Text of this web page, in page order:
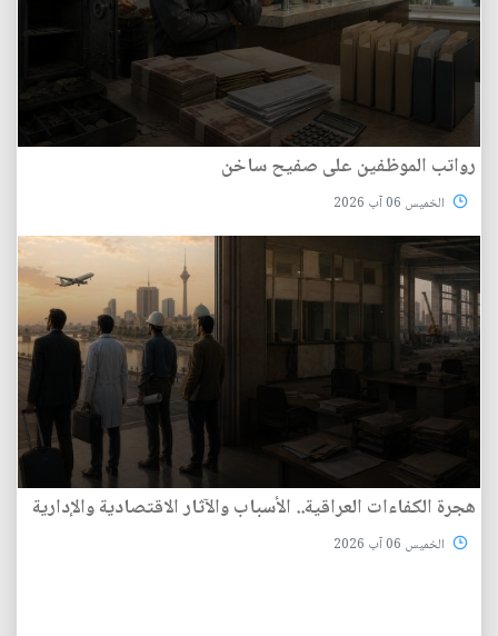
رواتب الموظفين على صفيح ساخن
الخميس 06 آب 2026
هجرة الكفاءات العراقية.. الأسباب والآثار الاقتصادية والإدارية
الخميس 06 آب 2026